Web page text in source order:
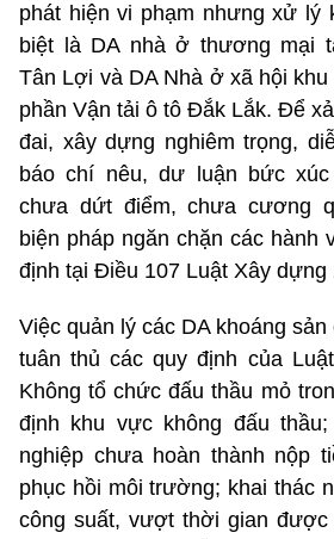
phát hiện vi phạm nhưng xử lý
biệt là DA nhà ở thương mại
Tân Lợi và DA Nhà ở xã hội
phần Vận tải ô tô Đắk Lắk. Để
đai, xây dựng nghiêm trọng,
báo chí nêu, dư luận bức
chưa dứt điểm, chưa cương
biện pháp ngăn chặn các hành
định tại Điều 107 Luật Xây dựng
Việc quản lý các DA khoáng
tuân thủ các quy định của
Không tổ chức đấu thầu mỏ
định khu vực không đấu
nghiệp chưa hoàn thành nộp
phục hồi môi trường; khai thác
công suất, vượt thời gian được